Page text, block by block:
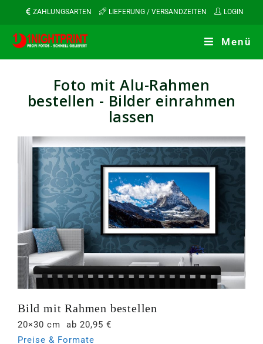
ZAHLUNGSARTEN LIEFERUNG / VERSANDZEITEN LOGIN
Menü
Foto mit Alu-Rahmen
bestellen - Bilder einrahmen
lassen
Bild mit Rahmen bestellen
20×30 cm ab 20,95 €
Preise & Formate